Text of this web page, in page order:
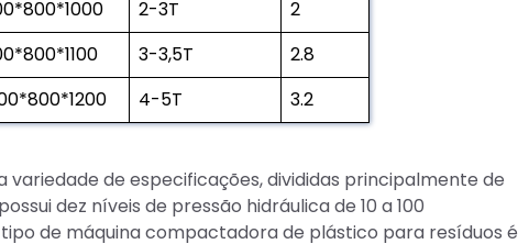
2-3T
2
3-3,5T
2.8
4-5T 3.2
variedade de especificações, divididas principalmente de
dez níveis de pressão hidráulica de 10 a 100
de máquina compactadora de plástico para resíduos é